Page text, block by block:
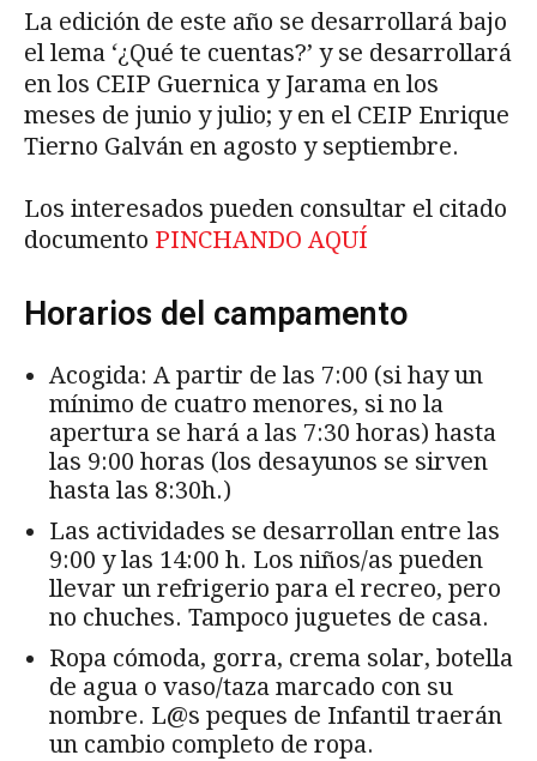
La edición de este año se desarrollará bajo
el lema ‘¿Qué te cuentas?’ y se desarrollará
en los CEIP Guernica y Jarama en los
meses de junio y julio; y en el CEIP Enrique
Tierno Galván en agosto y septiembre.
Los interesados pueden consultar el citado
documento PINCHANDO AQUÍ
Horarios del campamento
Acogida: A partir de las 7:00 (si hay un
mínimo de cuatro menores, si no la
apertura se hará a las 7:30 horas) hasta
las 9:00 horas (los desayunos se sirven
hasta las 8:30h.)
Las actividades se desarrollan entre las
9:00 y las 14:00 h. Los niños/as pueden
llevar un refrigerio para el recreo, pero
no chuches. Tampoco juguetes de casa.
Ropa cómoda, gorra, crema solar, botella
de agua o vaso/taza marcado con su
nombre. L@s peques de Infantil traerán
un cambio completo de ropa.